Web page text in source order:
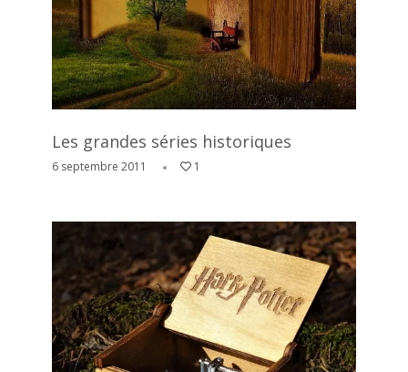
Les grandes séries historiques
6 septembre 2011 1